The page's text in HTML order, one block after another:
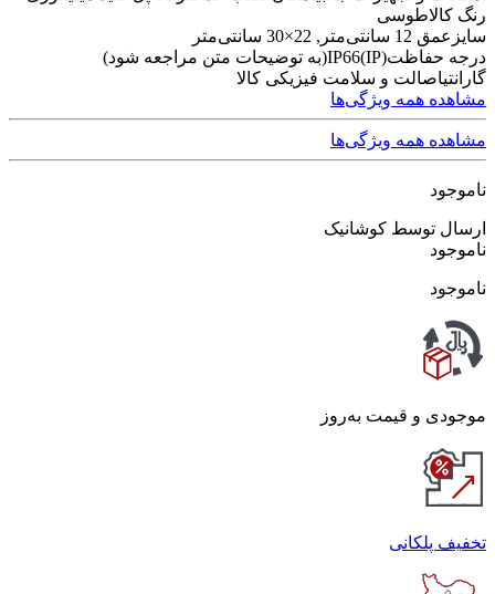
رنگ کالاطوسی
سایز عمق 12 سانتی‌متر, 22×30 سانتی‌متر
درجه حفاظت(IP)
IP66(به توضیحات متن مراجعه شود)
گارانتیاصالت و سلامت فیزیکی کالا
مشاهده همه ویژگی‌ها
مشاهده همه ویژگی‌ها
ناموجود
ارسال توسط کوشانیک
ناموجود
ناموجود
موجودی و قیمت به‌روز
تخفیف پلکانی